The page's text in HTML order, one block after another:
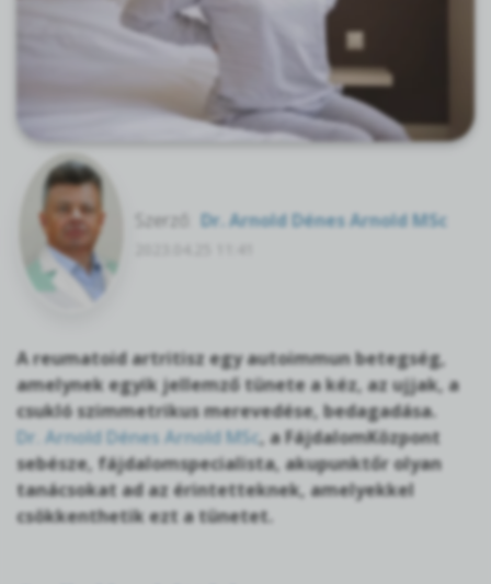
Szerző: Dr. Arnold Dénes Arnold MSc
A reumatoid artritisz egy autoimmun betegség,
amelynek egyik jellemző tünete a kéz, az ujjak, a
csukló szimmetrikus merevedése, bedagadása.
Dr. Arnold Dénes Arnold MSc, a FájdalomKözpont
sebésze, fájdalomspecialista, akupunktőr olyan
tanácsokat ad az érintetteknek, amelyekkel
csökkenthetik ezt a tünetet.